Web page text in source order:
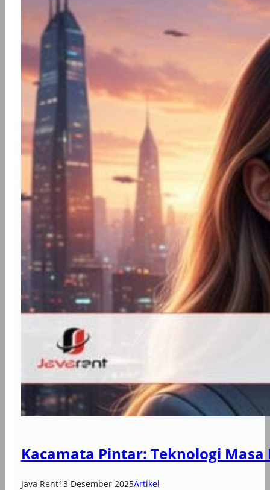
Kacamata Pintar: Teknologi Masa
Java Rent13 Desember 2025Artikel